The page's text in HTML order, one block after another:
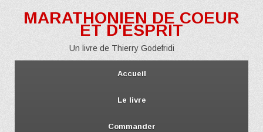
MARATHONIEN DE COEUR
ET D'ESPRIT
Un livre de Thierry Godefridi
Accueil
Le livre
Commander